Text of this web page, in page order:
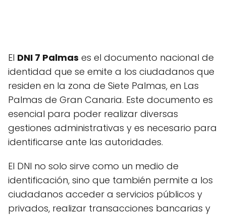
El DNI 7 Palmas es el documento nacional de
identidad que se emite a los ciudadanos que
residen en la zona de Siete Palmas, en Las
Palmas de Gran Canaria. Este documento es
esencial para poder realizar diversas
gestiones administrativas y es necesario para
identificarse ante las autoridades.
El DNI no solo sirve como un medio de
identificación, sino que también permite a los
ciudadanos acceder a servicios públicos y
privados, realizar transacciones bancarias y